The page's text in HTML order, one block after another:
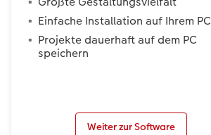
Einfache Installation auf Ihrem PC
Projekte dauerhaft auf dem PC
speichern
Weiter zur Software